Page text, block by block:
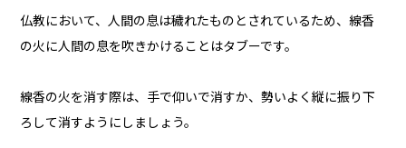
仏教において、人間の息は穢れたものとされているため、線香
の火に人間の息を吹きかけることはタブーです。
線香の火を消す際は、手で仰いで消すか、勢いよく縦に振り下
ろして消すようにしましょう。